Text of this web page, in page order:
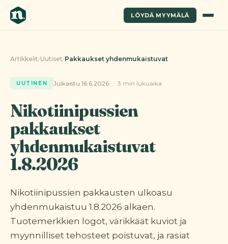
LÖYDÄ MYYMÄLÄ
Artikkelit/Uutiset/Pakkaukset yhdenmukaistuvat
UUTINEN Julkaistu 16.6.2026 3 min lukuaika
Nikotiinipussien
pakkaukset
yhdenmukaistuvat
1.8.2026
Nikotiinipussien pakkausten ulkoasu
yhdenmukaistuu 1.8.2026 alkaen.
Tuotemerkkien logot, värikkäät kuviot ja
myynnilliset tehosteet poistuvat, ja rasiat